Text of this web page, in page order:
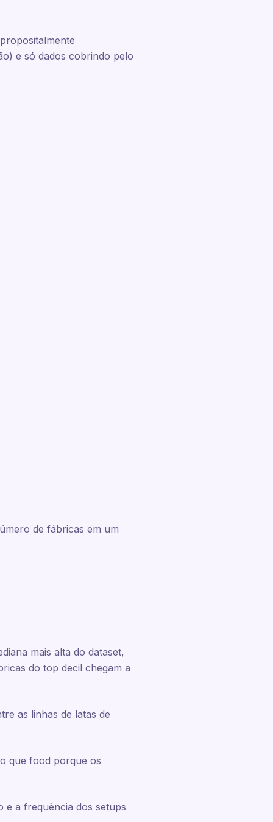
e só dados cobrindo pelo
de fábricas em um
mais alta do dataset,
do top decil chegam a
as linhas de latas de
que food porque os
e a frequência dos setups